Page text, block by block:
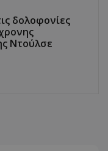
δολοφονίες
Ντούλσε